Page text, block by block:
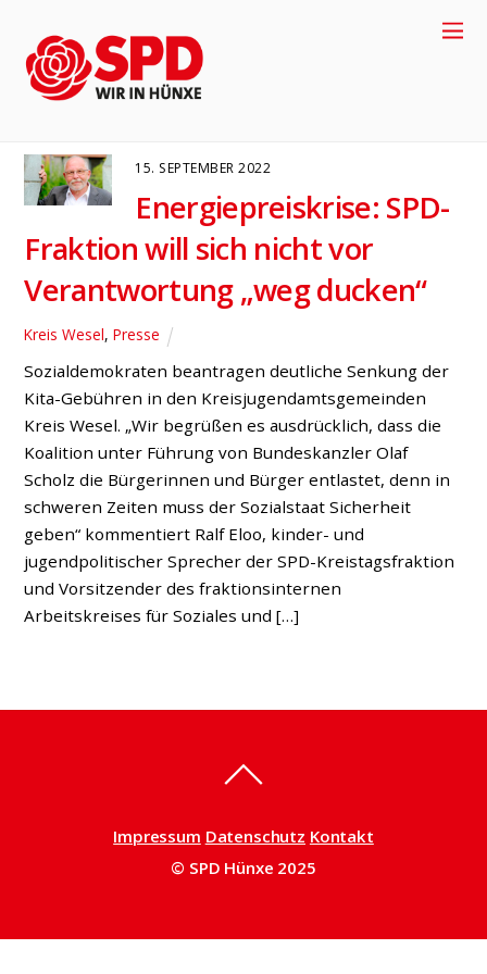
Teuerung
15. SEPTEMBER 2022
Energiepreiskrise: SPD-
Fraktion will sich nicht vor
Verantwortung „weg ducken“
Kreis Wesel,Presse
Sozialdemokraten beantragen deutliche Senkung der
Kita-Gebühren in den Kreisjugendamtsgemeinden
Kreis Wesel. „Wir begrüßen es ausdrücklich, dass die
Koalition unter Führung von Bundeskanzler Olaf
Scholz die Bürgerinnen und Bürger entlastet, denn in
schweren Zeiten muss der Sozialstaat Sicherheit
geben“ kommentiert Ralf Eloo, kinder- und
jugendpolitischer Sprecher der SPD-Kreistagsfraktion
und Vorsitzender des fraktionsinternen
Arbeitskreises für Soziales und […]
Impressum Datenschutz Kontakt
© SPD Hünxe 2025